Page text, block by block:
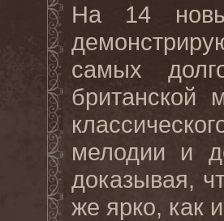
На 14
самых
британской
мелодии и
доказывая,
же ярко, как